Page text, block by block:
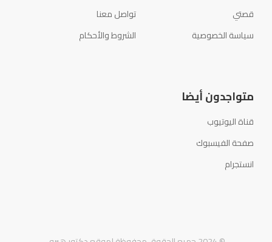
قصتي
تواصل معنا
سياسة الخصوصية
الشروط والأحكام
متواجدون أيضا
قناة اليوتيوب
صفحة الفيسبوك
انستجرام